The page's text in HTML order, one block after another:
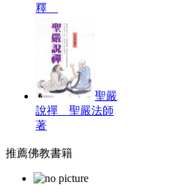
釋
聖嚴
說禪 聖嚴法師
著
推薦佛教書籍